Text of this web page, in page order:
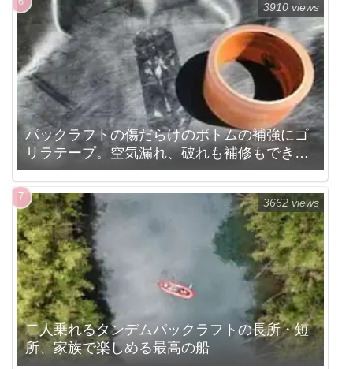
パックラフトの傷だらけのボトムの補強にゴ
リラテープ。空気漏れ、破れも補修もでき
る。
3910 views
二人乗れるタンデムパックラフトの長所・短
所、家族で楽しめる最高の船
3662 views